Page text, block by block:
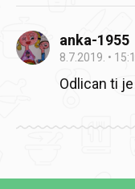
anka-1955
8.7.2019.
Odlican ti je